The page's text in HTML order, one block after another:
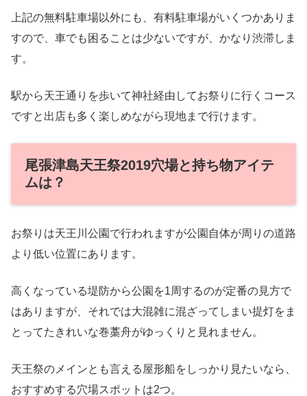
上記の無料駐車場以外にも、有料駐車場がいくつかありま
すので、車でも困ることは少ないですが、かなり渋滞しま
す。
駅から天王通りを歩いて神社経由してお祭りに行くコース
ですと出店も多く楽しめながら現地まで行けます。
尾張津島天王祭2019穴場と持ち物アイテ
ムは？
お祭りは天王川公園で行われますが公園自体が周りの道路
より低い位置にあります。
高くなっている堤防から公園を1周するのが定番の見方で
はありますが、それでは大混雑に混ざってしまい提灯をま
とってたきれいな巻藁舟がゆっくりと見れません。
天王祭のメインとも言える屋形船をしっかり見たいなら、
おすすめする穴場スポットは2つ。